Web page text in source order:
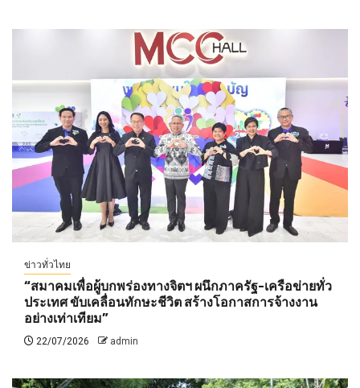
ข่าวทั่วไทย
“สมาคมเพื่อผู้บกพร่องทางจิตฯ ผนึกภาครัฐ-เครือข่ายทั่ว
ประเทศ ขับเคลื่อนทักษะชีวิต สร้างโอกาสการจ้างงาน
อย่างเท่าเทียม”
22/07/2026 admin